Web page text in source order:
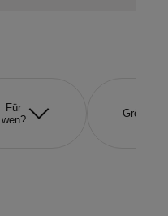
Für
wen?
Größe